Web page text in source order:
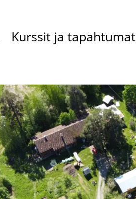
Kurssit ja tapahtumat